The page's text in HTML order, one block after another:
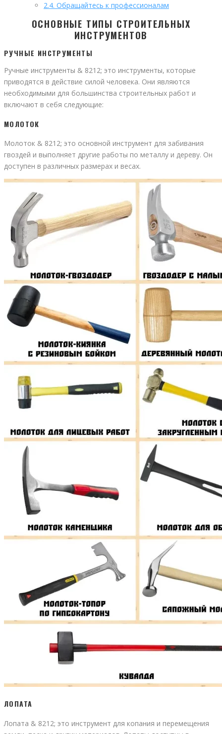
2.4. Обращайтесь к профессионалам
ОСНОВНЫЕ ТИПЫ СТРОИТЕЛЬНЫХ
ИНСТРУМЕНТОВ
РУЧНЫЕ ИНСТРУМЕНТЫ
Ручные инструменты & 8212; это инструменты, которые
приводятся в действие силой человека. Они являются
необходимыми для большинства строительных работ и
включают в себя следующие:
МОЛОТОК
Молоток & 8212; это основной инструмент для забивания
гвоздей и выполняет другие работы по металлу и дереву. Он
доступен в различных размерах и весах.
ЛОПАТА
Лопата & 8212; это инструмент для копания и перемещения